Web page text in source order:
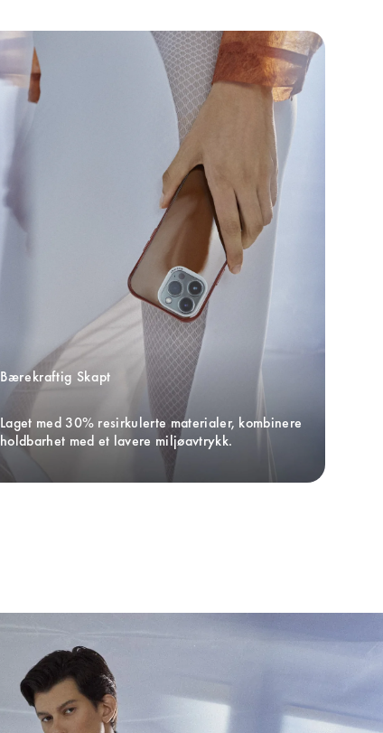
Bærekraftig Skapt
Laget med 30% resirkulerte materialer, kombinere
holdbarhet med et lavere miljøavtrykk.